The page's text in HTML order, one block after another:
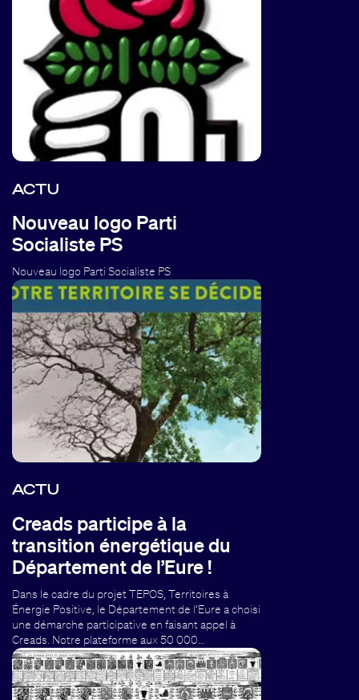
ACTU
Nouveau logo Parti
Socialiste PS
Nouveau logo Parti Socialiste PS
ACTU
Creads participe à la
transition énergétique du
Département de l’Eure !
Dans le cadre du projet TEPOS, Territoires à
Énergie Positive, le Département de l’Eure a choisi
une démarche participative en faisant appel à
Creads. Notre plateforme aux 50 000…